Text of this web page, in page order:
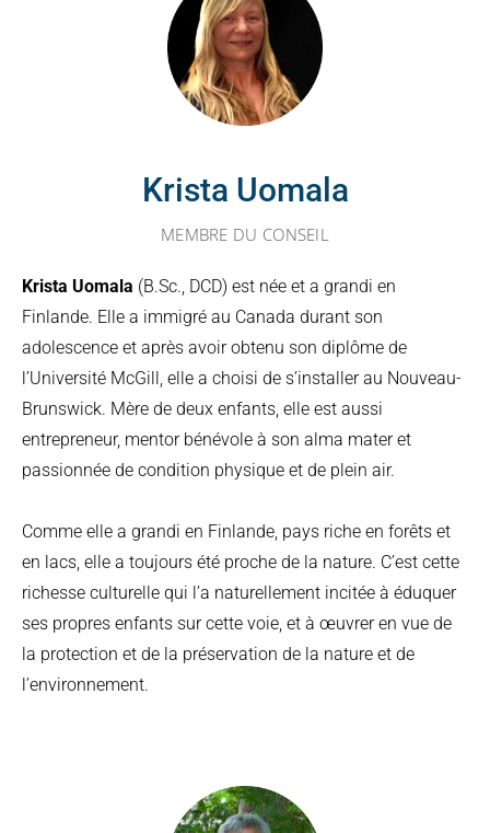
Krista Uomala
MEMBRE DU CONSEIL
Krista Uomala (B.Sc., DCD) est née et a grandi en
Finlande. Elle a immigré au Canada durant son
adolescence et après avoir obtenu son diplôme de
l’Université McGill, elle a choisi de s’installer au Nouveau-
Brunswick. Mère de deux enfants, elle est aussi
entrepreneur, mentor bénévole à son alma mater et
passionnée de condition physique et de plein air.
Comme elle a grandi en Finlande, pays riche en forêts et
en lacs, elle a toujours été proche de la nature. C’est cette
richesse culturelle qui l’a naturellement incitée à éduquer
ses propres enfants sur cette voie, et à œuvrer en vue de
la protection et de la préservation de la nature et de
l’environnement.